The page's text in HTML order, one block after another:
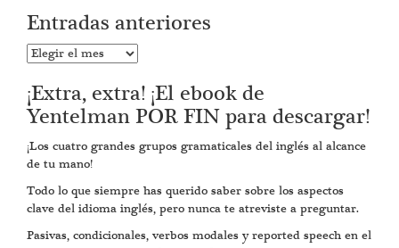
Entradas anteriores
Entradas
¡Extra, extra! ¡El ebook de
Yentelman POR FIN para descargar!
¡Los cuatro grandes grupos gramaticales del inglés al alcance
de tu mano!
Todo lo que siempre has querido saber sobre los aspectos
clave del idioma inglés, pero nunca te atreviste a preguntar.
Pasivas, condicionales, verbos modales y reported speech en el